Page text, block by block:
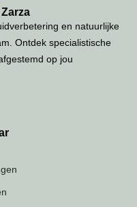
en natuurlijke
Ontdek specialistische
op jou